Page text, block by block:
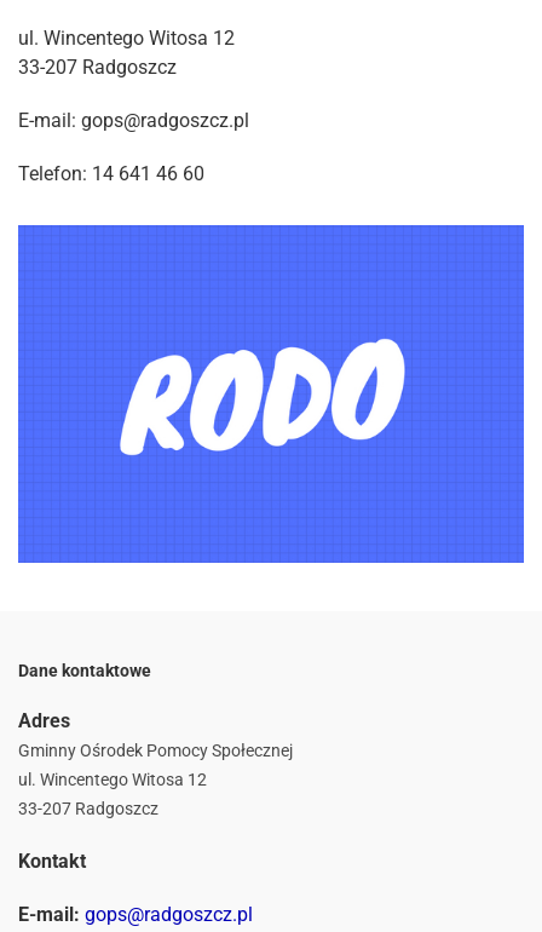
ul. Wincentego Witosa 12
33-207 Radgoszcz
E-mail: gops@radgoszcz.pl
Telefon: 14 641 46 60
Dane kontaktowe
Adres
Gminny Ośrodek Pomocy Społecznej
ul. Wincentego Witosa 12
33-207 Radgoszcz
Kontakt
E-mail: gops@radgoszcz.pl